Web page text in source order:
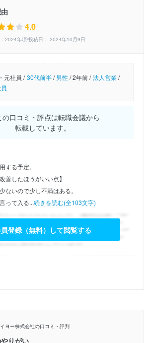
4.0
2024年頃/投稿日： 2024年10月9日
元社員 / 30代前半/男性/2年前 / 法人営業/
口コミ・評点は転職会議から
転載しています。
する予定。
善したほうがいい点】
ないので少し不満はある。
って入る...続きを読む(全103文字)
登録（無料）して閲覧する
ヨー株式会社の口コミ・評判
りがい